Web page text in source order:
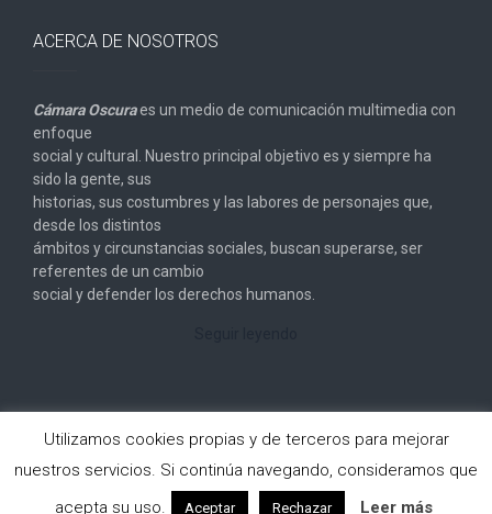
ACERCA DE NOSOTROS
Cámara Oscuraes un medio de comunicación multimedia con
enfoque
social y cultural. Nuestro principal objetivo es y siempre ha
sido la gente, sus
historias, sus costumbres y las labores de personajes que,
desde los distintos
ámbitos y circunstancias sociales, buscan superarse, ser
referentes de un cambio
social y defender los derechos humanos.
Copyright © 2026Cámara Oscura. All rights reserved.
Designed by
FameThemes
Utilizamos cookies propias y de terceros para mejorar
nuestros servicios. Si continúa navegando, consideramos que
acepta su uso.
Aceptar Rechazar Leer más